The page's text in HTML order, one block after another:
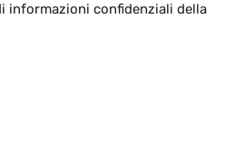
informazioni confidenziali della